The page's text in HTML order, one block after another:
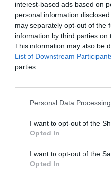
interest-based ads based on
personal information
may separately opt-out of the
information by third parties on
This information may also be
List of Downstream
parties.
Personal Data
I want to opt-out of the
Opted In
I want to opt-out of the
Opted In
Aleksandra Cieślik
Wczoraj 20:06
3 min
Reklama
Reklama